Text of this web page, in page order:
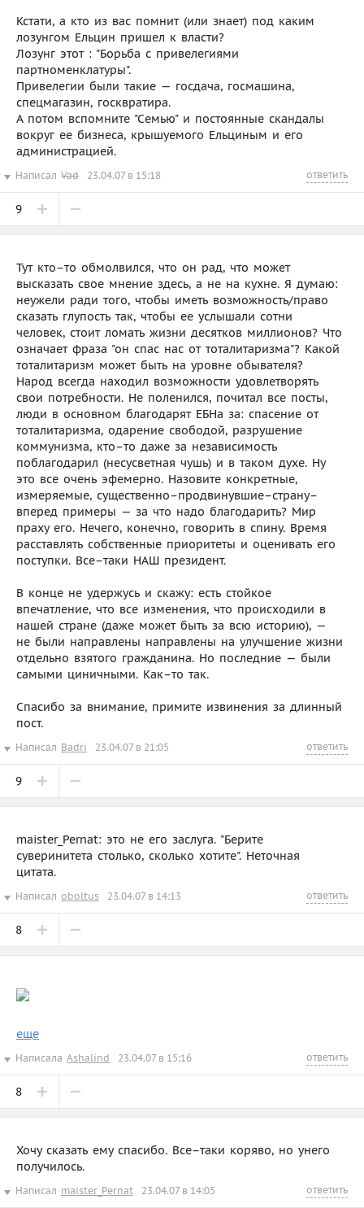
Кстати, а кто из вас помнит (или знает) под каким
лозунгом Ельцин пришел к власти?
Лозунг этот : "Борьба с привелегиями
партноменклатуры".
Привелегии были такие — госдача, госмашина,
спецмагазин, госквратира.
А потом вспомните "Семью" и постоянные скандалы
вокруг ее бизнеса, крышуемого Ельциным и его
администрацией.
Написал Vad 23.04.07 в 15:18 ответить
9
Тут кто–то обмолвился, что он рад, что может
высказать свое мнение здесь, а не на кухне. Я думаю:
неужели ради того, чтобы иметь возможность/право
сказать глупость так, чтобы ее услышали сотни
человек, стоит ломать жизни десятков миллионов? Что
означает фраза "он спас нас от тоталитаризма"? Какой
тоталитаризм может быть на уровне обывателя?
Народ всегда находил возможности удовлетворять
свои потребности. Не поленился, почитал все посты,
люди в основном благодарят ЕБНа за: спасение от
тоталитаризма, одарение свободой, разрушение
коммунизма, кто–то даже за независимость
поблагодарил (несусветная чушь) и в таком духе. Ну
это все очень эфемерно. Назовите конкретные,
измеряемые, существенно–продвинувшие–страну–
вперед примеры — за что надо благодарить? Мир
праху его. Нечего, конечно, говорить в спину. Время
расставлять собственные приоритеты и оценивать его
поступки. Все–таки НАШ президент.
В конце не удержусь и скажу: есть стойкое
впечатление, что все изменения, что происходили в
нашей стране (даже может быть за всю историю), —
не были направлены направлены на улучшение жизни
отдельно взятого гражданина. Но последние — были
самыми циничными. Как–то так.
Спасибо за внимание, примите извинения за длинный
пост.
Написал Badri 23.04.07 в 21:05 ответить
9
maister_Pernat: это не его заслуга. "Берите
суверинитета столько, сколько хотите". Неточная
цитата.
Написал oboltus 23.04.07 в 14:13 ответить
8
еще
Написала Ashalind 23.04.07 в 15:16 ответить
8
Хочу сказать ему спасибо. Все–таки коряво, но унего
получилось.
Написал maister_Pernat 23.04.07 в 14:05 ответить